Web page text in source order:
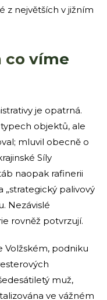
strategii úderů do
jeho
vlastního
tyto operace od
7 miliard dolarů,
pochází z
ověřit, ale i
není náhodné.
ruských útoků na
nasadilo i
29. května varoval
Označit
(jde o
spirála je
překročil
2026 ukrajinské
1 500 kilometrů od
je dnes spíš
je minimální.
výhradně
ropovod TAL a
i provozovatel
Česku neexistuje; 44
MOL už v roce
z největších v jižním
co víme
je opatrná.
objektů, ale
mluvil obecně o
Síly
naopak rafinerii
„strategický palivový
Nezávislé
rovněž potvrzují.
Volžském, podniku
muž,
ve vážném